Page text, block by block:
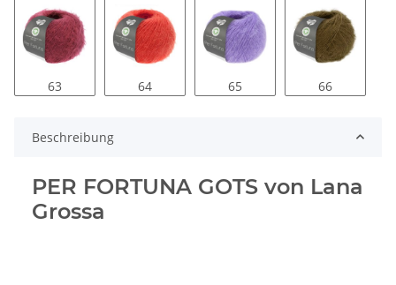
63 64 65 66
Beschreibung
PER FORTUNA GOTS von Lana
Grossa